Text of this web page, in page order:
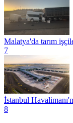
Malatya'da tarım
7
İstanbul
8